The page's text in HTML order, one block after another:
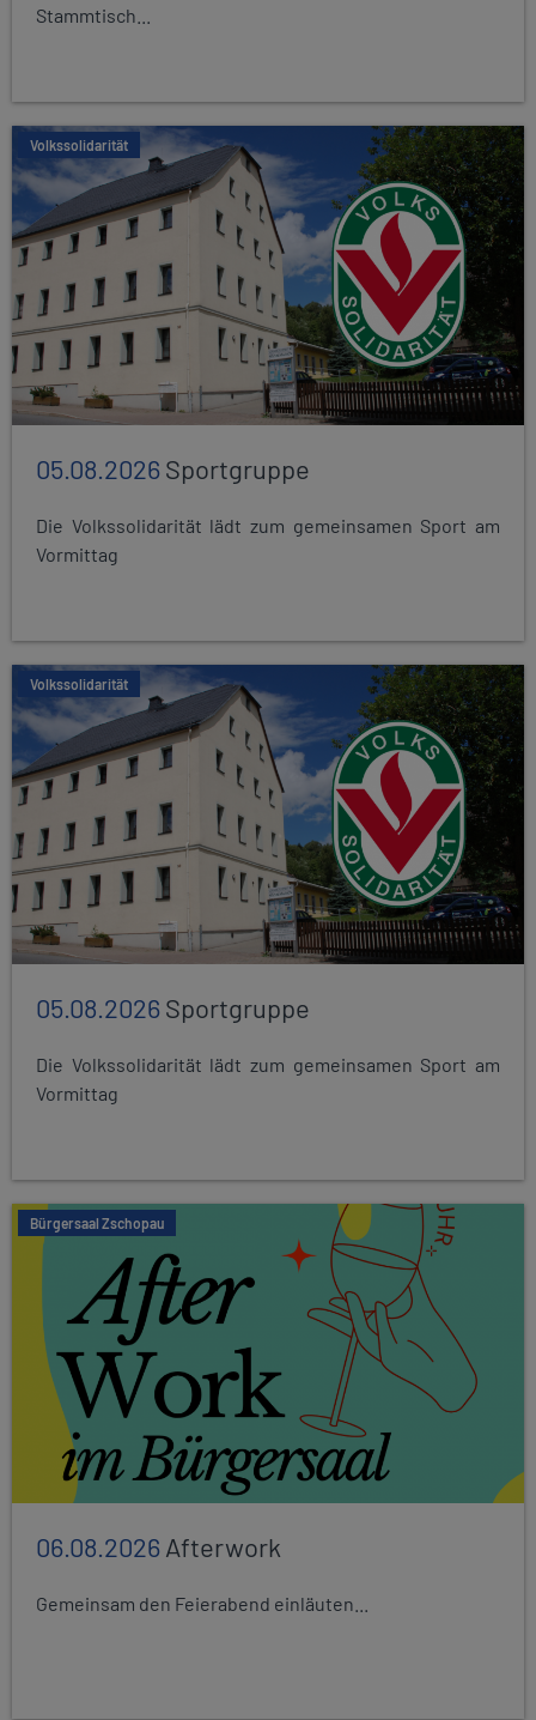
Stammtisch...
Volkssolidarität
05.08.2026Sportgruppe
Die Volkssolidarität lädt zum gemeinsamen Sport am
Vormittag
Volkssolidarität
05.08.2026Sportgruppe
Die Volkssolidarität lädt zum gemeinsamen Sport am
Vormittag
Bürgersaal Zschopau
06.08.2026Afterwork
Gemeinsam den Feierabend einläuten...